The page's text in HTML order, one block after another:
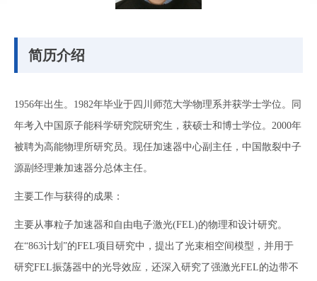
简历介绍
1956年出生。1982年毕业于四川师范大学物理系并获学士学位。同
年考入中国原子能科学研究院研究生，获硕士和博士学位。2000年
被聘为高能物理所研究员。现任加速器中心副主任，中国散裂中子
源副经理兼加速器分总体主任。
主要工作与获得的成果：
主要从事粒子加速器和自由电子激光(FEL)的物理和设计研究。
在“863计划”的FEL项目研究中，提出了光束相空间模型，并用于
研究FEL振荡器中的光导效应，还深入研究了强激光FEL的边带不